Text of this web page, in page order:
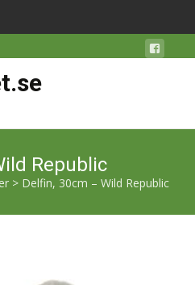
Republic
> Delfin, 30cm – Wild Republic